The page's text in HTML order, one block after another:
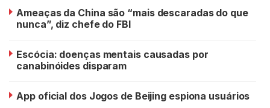
Ameaças da China são “mais descaradas do que
nunca”, diz chefe do FBI
Escócia: doenças mentais causadas por
canabinóides disparam
App oficial dos Jogos de Beijing espiona usuários